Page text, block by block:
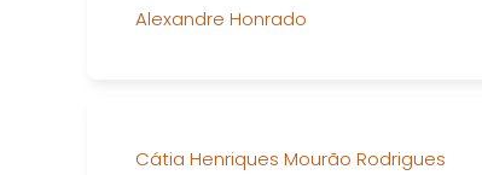
Alexandre Honrado
Cátia Henriques Mourão Rodrigues